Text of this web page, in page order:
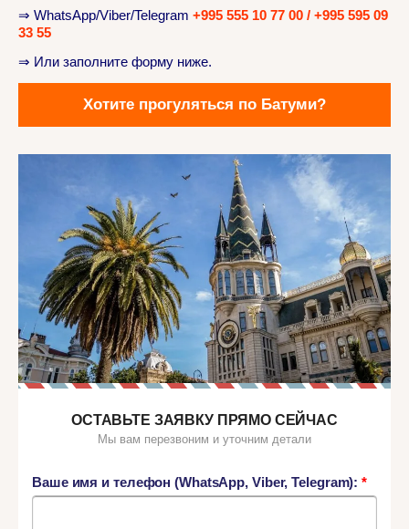
⇒ WhatsApp/Viber/Telegram +995 555 10 77 00 / +995 595 09
33 55
⇒ Или заполните форму ниже.
Хотите прогуляться по Батуми?
ОСТАВЬТЕ ЗАЯВКУ ПРЯМО СЕЙЧАС
Мы вам перезвоним и уточним детали
Ваше имя и телефон (WhatsApp, Viber, Telegram):*